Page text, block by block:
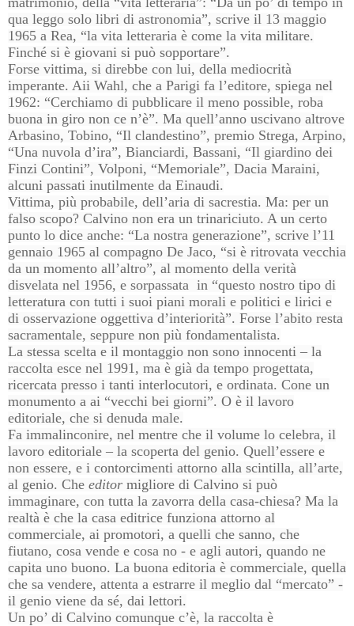
qua leggo solo libri di astronomia”, scrive il 13 maggio
1965 a Rea, “la vita letteraria è come la vita militare.
Finché si è giovani si può sopportare”.
Forse vittima, si direbbe con lui, della mediocrità
imperante. Aii Wahl, che a Parigi fa l’editore, spiega nel
1962: “Cerchiamo di pubblicare il meno possible, roba
buona in giro non ce n’è”. Ma quell’anno uscivano altrove
Arbasino, Tobino, “Il clandestino”, premio Strega, Arpino,
“Una nuvola d’ira”, Bianciardi, Bassani, “Il giardino dei
Finzi Contini”, Volponi, “Memoriale”, Dacia Maraini,
alcuni passati inutilmente da Einaudi.
Vittima, più probabile, dell’aria di sacrestia. Ma: per un
falso scopo? Calvino non era un trinariciuto. A un certo
punto lo dice anche: “La nostra generazione”, scrive l’11
gennaio 1965 al compagno De Jaco, “si è ritrovata vecchia
da un momento all’altro”, al momento della verità
disvelata nel 1956, e sorpassata in “questo nostro tipo di
letteratura con tutti i suoi piani morali e politici e lirici e
di osservazione oggettiva d’interiorità”. Forse l’abito resta
sacramentale, seppure non più fondamentalista.
La stessa scelta e il montaggio non sono innocenti – la
raccolta esce nel 1991, ma è già da tempo progettata,
ricercata presso i tanti interlocutori, e ordinata. Cone un
monumento a ai “vecchi bei giorni”. O è il lavoro
editoriale, che si denuda male.
Fa immalinconire, nel mentre che il volume lo celebra, il
lavoro editoriale – la scoperta del genio. Quell’essere e
non essere, e i contorcimenti attorno alla scintilla, all’arte,
al genio. Che editor migliore di Calvino si può
immaginare, con tutta la zavorra della casa-chiesa? Ma la
realtà è che la casa editrice funziona attorno al
commerciale, ai promotori, a quelli che sanno, che
fiutano, cosa vende e cosa no - e agli autori, quando ne
capita uno buono. La buona editoria è commerciale, quella
che sa vendere, attenta a estrarre il meglio dal “mercato” -
il genio viene da sé, dai lettori.
Un po’ di Calvino comunque c’è, la raccolta è